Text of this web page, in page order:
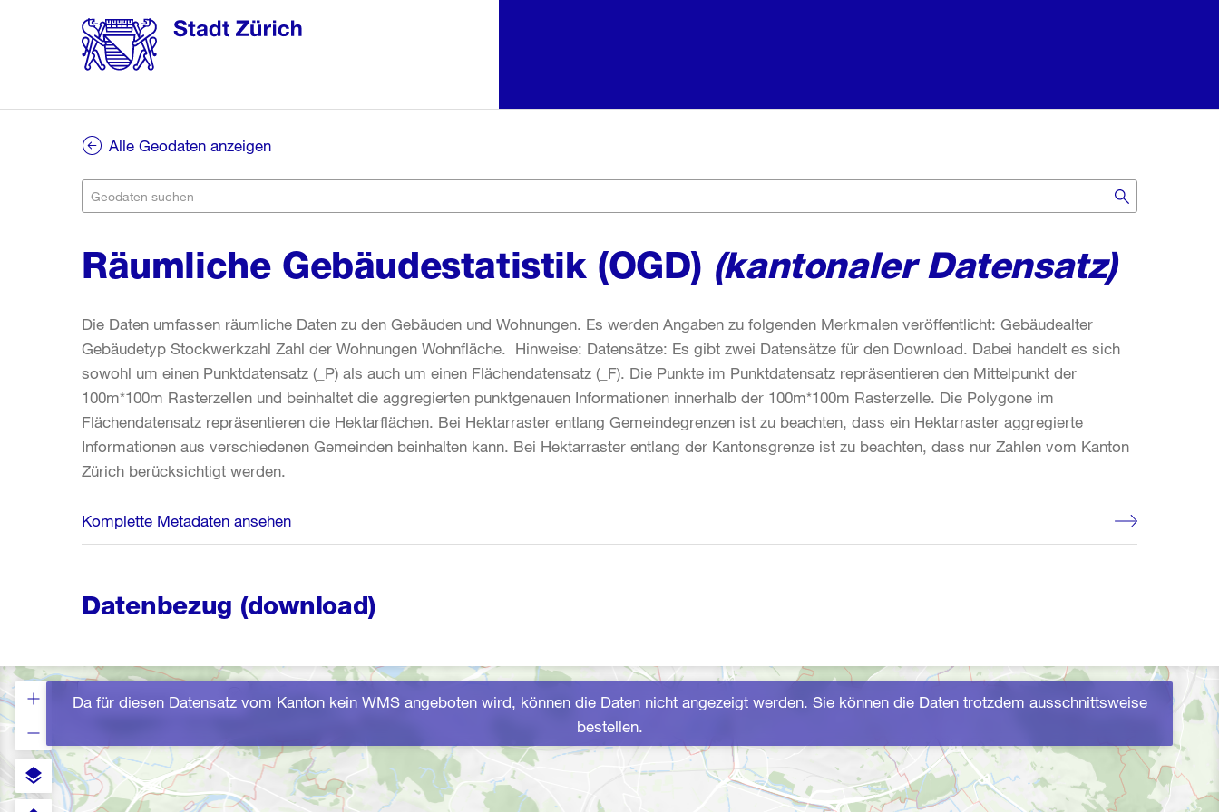
Alle Geodaten anzeigen
Räumliche Gebäudestatistik (OGD) (kantonaler Datensatz)
Die Daten umfassen räumliche Daten zu den Gebäuden und Wohnungen. Es werden Angaben zu folgenden Merkmalen veröffentlicht: Gebäudealter
Gebäudetyp Stockwerkzahl Zahl der Wohnungen Wohnfläche. Hinweise: Datensätze: Es gibt zwei Datensätze für den Download. Dabei handelt es sich
sowohl um einen Punktdatensatz (_P) als auch um einen Flächendatensatz (_F). Die Punkte im Punktdatensatz repräsentieren den Mittelpunkt der
100m*100m Rasterzellen und beinhaltet die aggregierten punktgenauen Informationen innerhalb der 100m*100m Rasterzelle. Die Polygone im
Flächendatensatz repräsentieren die Hektarflächen. Bei Hektarraster entlang Gemeindegrenzen ist zu beachten, dass ein Hektarraster aggregierte
Informationen aus verschiedenen Gemeinden beinhalten kann. Bei Hektarraster entlang der Kantonsgrenze ist zu beachten, dass nur Zahlen vom Kanton
Zürich berücksichtigt werden.
Komplette Metadaten ansehen
Datenbezug (download)
Da für diesen Datensatz vom Kanton kein WMS angeboten wird, können die Daten nicht angezeigt werden. Sie können die Daten trotzdem ausschnittsweise
bestellen.
layers